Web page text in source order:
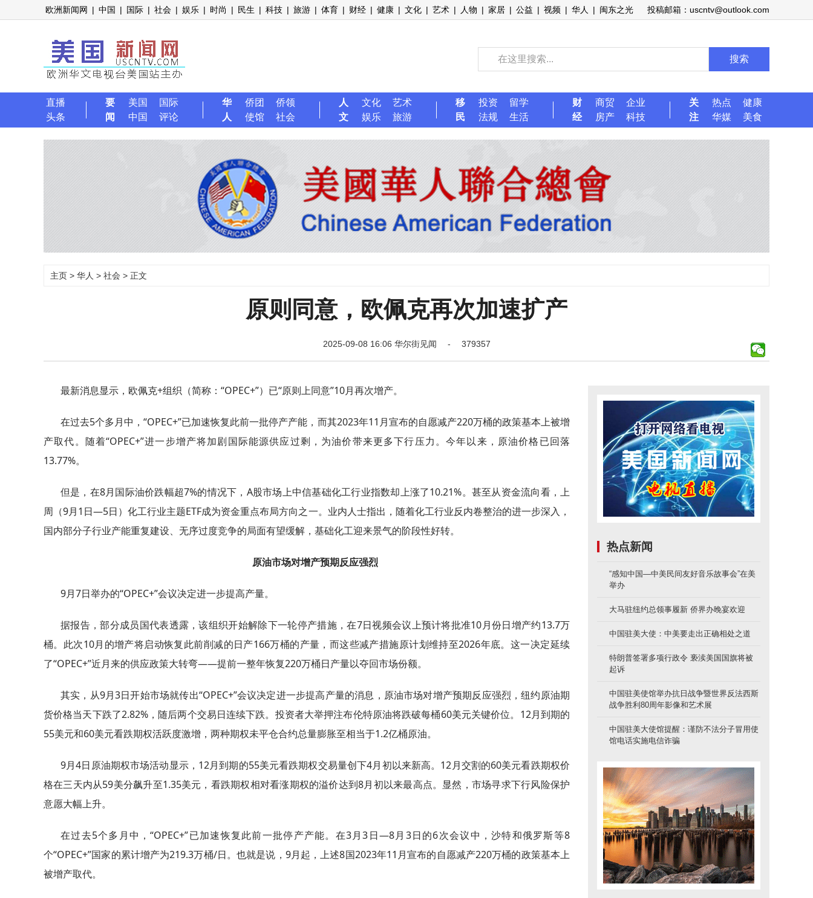
欧洲新闻网 | 中国 | 国际 | 社会 | 娱乐 | 时尚 | 民生 | 科技 | 旅游 | 体育 | 财经 | 健康 | 文化 | 艺术 | 人物 | 家居 | 公益 | 视频 | 华人 | 闽东之光 投稿邮箱：uscntv@outlook.com
搜索
直播
头条
要
闻
美国
国际
中国
评论
华
人
侨团
侨领
使馆
社会
人
文
文化
艺术
娱乐
旅游
移
民
投资
留学
法规
生活
财
经
商贸
企业
房产
科技
关
注
热点
健康
华媒
美食
主页 > 华人 > 社会 > 正文
原则同意，欧佩克再次加速扩产
2025-09-08 16:06 华尔街见闻 - 379357
最新消息显示，欧佩克+组织（简称：“OPEC+”）已“原则上同意”10月再次增产。
在过去5个多月中，“OPEC+”已加速恢复此前一批停产产能，而其2023年11月宣布的自愿减产220万桶的政策基本上被增
产取代。随着“OPEC+”进一步增产将加剧国际能源供应过剩，为油价带来更多下行压力。今年以来，原油价格已回落
13.77%。
但是，在8月国际油价跌幅超7%的情况下，A股市场上中信基础化工行业指数却上涨了10.21%。甚至从资金流向看，上
周（9月1日—5日）化工行业主题ETF成为资金重点布局方向之一。业内人士指出，随着化工行业反内卷整治的进一步深入，
国内部分子行业产能重复建设、无序过度竞争的局面有望缓解，基础化工迎来景气的阶段性好转。
原油市场对增产预期反应强烈
9月7日举办的“OPEC+”会议决定进一步提高产量。
据报告，部分成员国代表透露，该组织开始解除下一轮停产措施，在7日视频会议上预计将批准10月份日增产约13.7万
桶。此次10月的增产将启动恢复此前削减的日产166万桶的产量，而这些减产措施原计划维持至2026年底。这一决定延续
了“OPEC+”近月来的供应政策大转弯——提前一整年恢复220万桶日产量以夺回市场份额。
其实，从9月3日开始市场就传出“OPEC+”会议决定进一步提高产量的消息，原油市场对增产预期反应强烈，纽约原油期
货价格当天下跌了2.82%，随后两个交易日连续下跌。投资者大举押注布伦特原油将跌破每桶60美元关键价位。12月到期的
55美元和60美元看跌期权活跃度激增，两种期权未平仓合约总量膨胀至相当于1.2亿桶原油。
9月4日原油期权市场活动显示，12月到期的55美元看跌期权交易量创下4月初以来新高。12月交割的60美元看跌期权价
格在三天内从59美分飙升至1.35美元，看跌期权相对看涨期权的溢价达到8月初以来最高点。显然，市场寻求下行风险保护
意愿大幅上升。
在过去5个多月中，“OPEC+”已加速恢复此前一批停产产能。在3月3日—8月3日的6次会议中，沙特和俄罗斯等8
个“OPEC+”国家的累计增产为219.3万桶/日。也就是说，9月起，上述8国2023年11月宣布的自愿减产220万桶的政策基本上
被增产取代。
热点新闻
“感知中国—中美民间友好音乐故事会”在美
举办
大马驻纽约总领事履新 侨界办晚宴欢迎
中国驻美大使：中美要走出正确相处之道
特朗普签署多项行政令 亵渎美国国旗将被
起诉
中国驻美使馆举办抗日战争暨世界反法西斯
战争胜利80周年影像和艺术展
中国驻美大使馆提醒：谨防不法分子冒用使
馆电话实施电信诈骗